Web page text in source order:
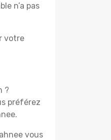
n’a pas
votre
?
préférez
vous